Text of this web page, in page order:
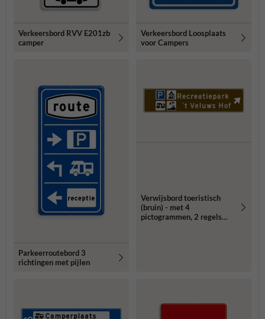
Verkeersbord RVV E201zb
camper
Verkeersbord Loosplaats
voor Campers
Parkeerroutebord 3
richtingen met pijlen
Verwijsbord toeristisch
(bruin) - met 4
pictogrammen, 2 regels